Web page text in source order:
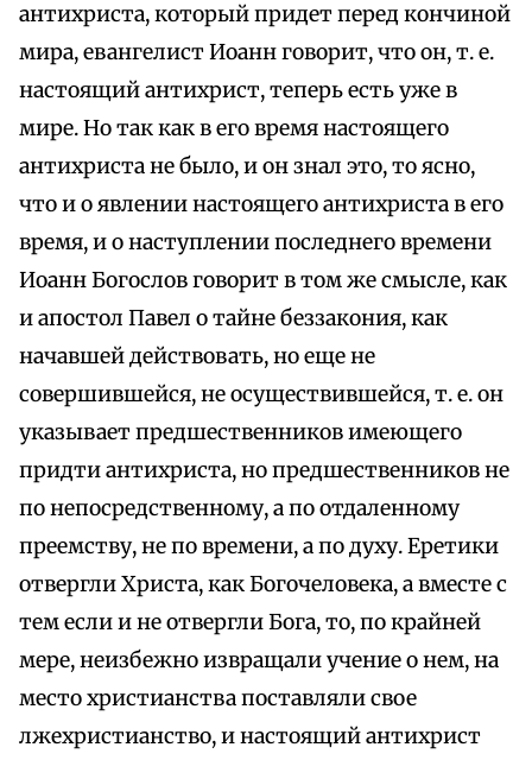
антихриста, который придет перед кончиной
мира, евангелист Иоанн говорит, что он, т. е.
настоящий антихрист, теперь есть уже в
мире. Но так как в его время настоящего
антихриста не было, и он знал это, то ясно,
что и о явлении настоящего антихриста в его
время, и о наступлении последнего времени
Иоанн Богослов говорит в том же смысле, как
и апостол Павел о тайне беззакония, как
начавшей действовать, но еще не
совершившейся, не осуществившейся, т. е. он
указывает предшественников имеющего
придти антихриста, но предшественников не
по непосредственному, а по отдаленному
преемству, не по времени, а по духу. Еретики
отвергли Христа, как Богочеловека, а вместе с
тем если и не отвергли Бога, то, по крайней
мере, неизбежно извращали учение о нем, на
место христианства поставляли свое
лжехристианство, и настоящий антихрист